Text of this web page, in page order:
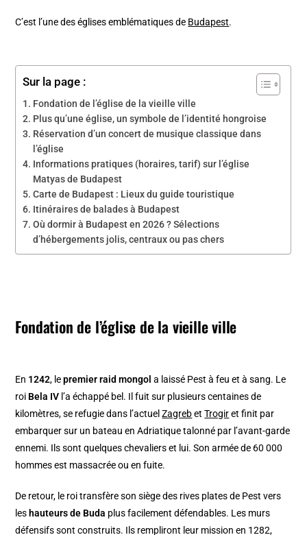
C’est l’une des églises emblématiques de Budapest.
Sur la page :
Fondation de l’église de la vieille ville
Plus qu’une église, un symbole de l’identité hongroise
Réservation d’un concert de musique classique dans
l’église
Informations pratiques (horaires, tarif) sur l’église
Matyas de Budapest
Carte de Budapest : Lieux du guide touristique
Itinéraires de balades à Budapest
Où dormir à Budapest en 2026 ? Sélections
d’hébergements jolis, centraux ou pas chers
Fondation de l’église de la vieille ville
En 1242, lepremier raid mongol a laissé Pest à feu et à sang. Le
roi Bela IV l’a échappé bel. Il fuit sur plusieurs centaines de
kilomètres, se refugie dans l’actuelZagrebetTrogiret finit par
embarquer sur un bateau en Adriatique talonné par l’avant-garde
ennemi. Ils sont quelques chevaliers et lui. Son armée de 60 000
hommes est massacrée ou en fuite.
De retour, le roi transfère son siège des rives plates de Pest vers
les hauteurs de Buda plus facilement défendables. Les murs
défensifs sont construits. Ils rempliront leur mission en 1282,